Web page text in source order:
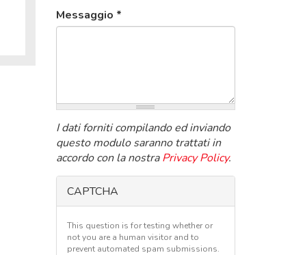
Messaggio *
I dati forniti compilando ed inviando
questo modulo saranno trattati in
accordo con la nostraPrivacy Policy.
CAPTCHA
This question is for testing whether or
not you are a human visitor and to
prevent automated spam submissions.